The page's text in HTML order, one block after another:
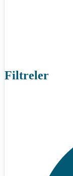
Filtreler